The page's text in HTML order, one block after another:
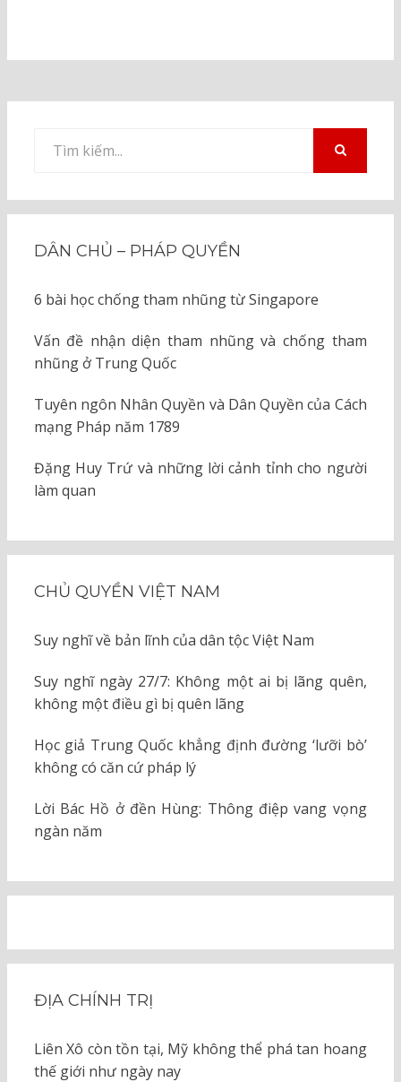
kiếm
DÂN CHỦ – PHÁP QUYỀN
6 bài học chống tham nhũng từ Singapore
Vấn đề nhận diện tham nhũng và chống tham
nhũng ở Trung Quốc
Tuyên ngôn Nhân Quyền và Dân Quyền của Cách
mạng Pháp năm 1789
Đặng Huy Trứ và những lời cảnh tỉnh cho người
làm quan
CHỦ QUYỀN VIỆT NAM
Suy nghĩ về bản lĩnh của dân tộc Việt Nam
Suy nghĩ ngày 27/7: Không một ai bị lãng quên,
không một điều gì bị quên lãng
Học giả Trung Quốc khẳng định đường ‘lưỡi bò’
không có căn cứ pháp lý
Lời Bác Hồ ở đền Hùng: Thông điệp vang vọng
ngàn năm
ĐỊA CHÍNH TRỊ
Liên Xô còn tồn tại, Mỹ không thể phá tan hoang
thế giới như ngày nay